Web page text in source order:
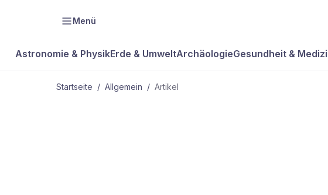
Menü
Astronomie & PhysikErde & UmweltArchäologieGesundheit &
Startseite / Allgemein / Artikel